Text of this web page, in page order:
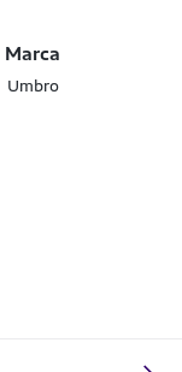
Marca
Umbro